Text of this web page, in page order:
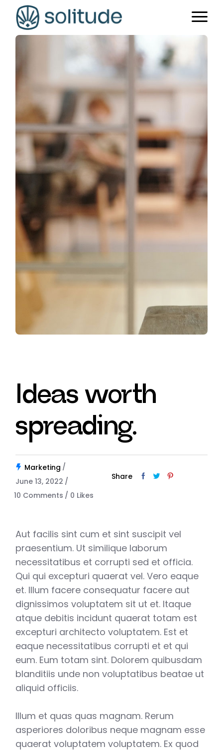
Ideas worth
spreading.
Marketing
June 13, 2022
10 Comments
0 Likes
Share
Aut facilis sint cum et sint suscipit vel
praesentium. Ut similique laborum
necessitatibus et corrupti sed et officia.
Qui qui excepturi quaerat vel. Vero eaque
et. Illum facere consequatur facere aut
dignissimos voluptatem sit ut et. Itaque
atque debitis incidunt quaerat totam est
excepturi architecto voluptatem. Est et
eaque necessitatibus corrupti et et qui
eum. Eum totam sint. Dolorem quibusdam
blanditiis unde non voluptatibus beatae ut
aliquid officiis.
Illum et quas quas magnam. Rerum
asperiores doloribus neque magnam esse
quaerat voluptatem voluptatem. Ex quod